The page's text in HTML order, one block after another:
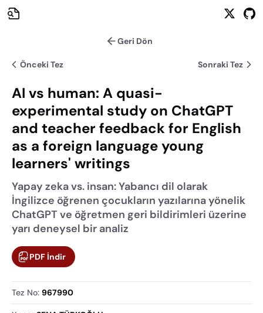
Geri Dön
Önceki Tez Sonraki Tez
AI vs human: A quasi-
experimental study on ChatGPT
and teacher feedback for English
as a foreign language young
learners' writings
Yapay zeka vs. insan: Yabancı dil olarak
İngilizce öğrenen çocukların yazılarına yönelik
ChatGPT ve öğretmen geri bildirimleri üzerine
yarı deneysel bir analiz
PDF İndir
Tez No: 967990